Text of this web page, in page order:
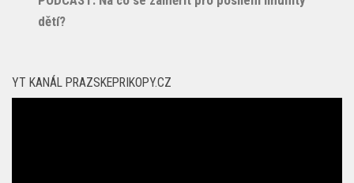
dětí?
YT KANÁL PRAZSKEPRIKOPY.CZ